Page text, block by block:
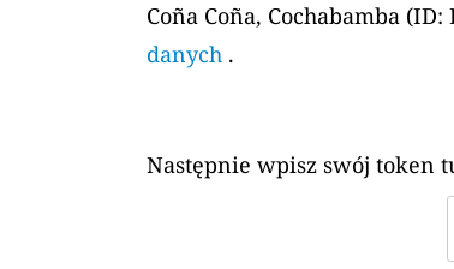
Coña Coña, Cochabamba
danych .
Następnie wpisz swój token